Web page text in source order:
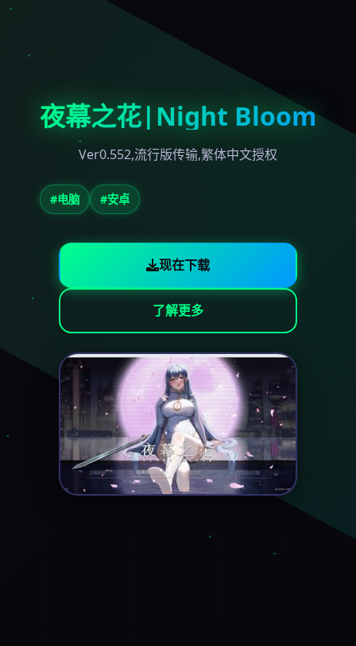
夜幕之花|Night Bloom
Ver0.552,流行版传输,繁体中文授权
#电脑 #安卓
现在下载
了解更多